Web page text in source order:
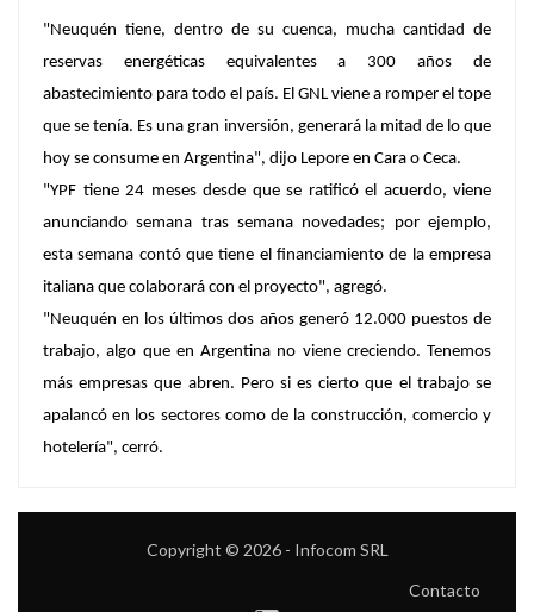
"Neuquén tiene, dentro de su cuenca, mucha cantidad de
reservas energéticas equivalentes a 300 años de
abastecimiento para todo el país. El GNL viene a romper el tope
que se tenía. Es una gran inversión, generará la mitad de lo que
hoy se consume en Argentina", dijo Lepore en Cara o Ceca.
"YPF tiene 24 meses desde que se ratificó el acuerdo, viene
anunciando semana tras semana novedades; por ejemplo,
esta semana contó que tiene el financiamiento de la empresa
italiana que colaborará con el proyecto", agregó.
"Neuquén en los últimos dos años generó 12.000 puestos de
trabajo, algo que en Argentina no viene creciendo. Tenemos
más empresas que abren. Pero si es cierto que el trabajo se
apalancó en los sectores como de la construcción, comercio y
hotelería", cerró.
Copyright © 2026 - Infocom SRL
Contacto